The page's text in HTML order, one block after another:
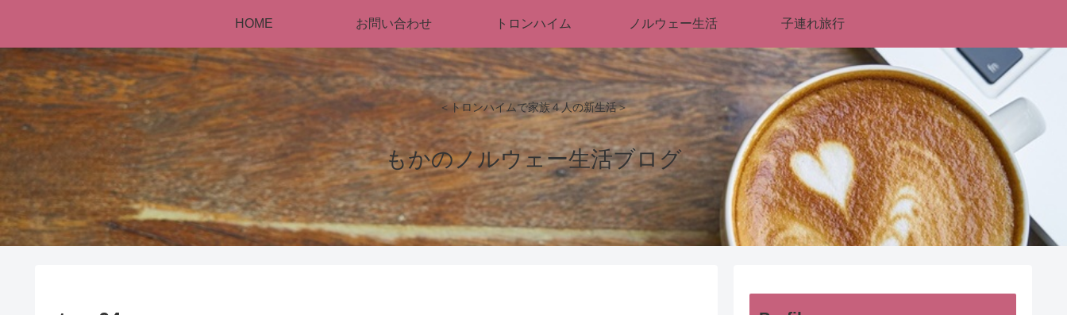
＜トロンハイムで家族４人の新生活＞
もかのノルウェー生活ブログ
HOME お問い合わせ トロンハイム ノルウェー生活 子連れ旅行